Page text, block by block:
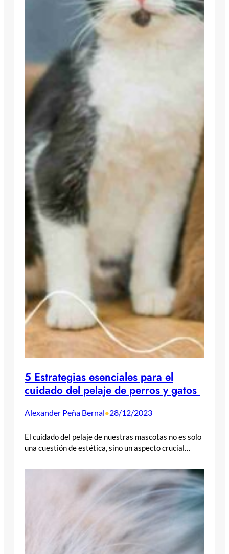
5 Estrategias esenciales para el
cuidado del pelaje de perros y gatos
Alexander Peña Bernal•28/12/2023
El cuidado del pelaje de nuestras mascotas no es solo
una cuestión de estética, sino un aspecto crucial…